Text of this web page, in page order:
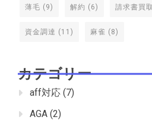
薄毛 (9) 解約 (6) 請求書買取
資金調達 (11) 麻雀 (8)
カテゴリー
aff対応 (7)
AGA (2)